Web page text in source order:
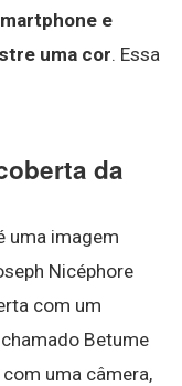
e
uma cor. Essa
da
uma imagem
Nicéphore
com um
Betume
uma câmera,